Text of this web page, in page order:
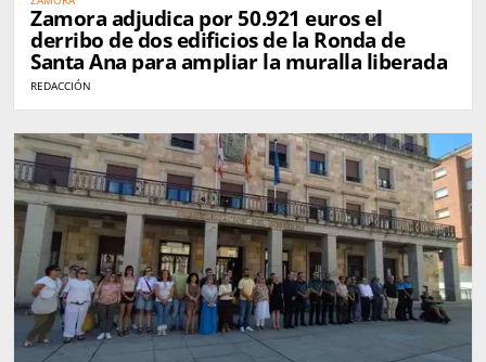
Zamora adjudica por 50.921 euros el
derribo de dos edificios de la Ronda de
Santa Ana para ampliar la muralla liberada
REDACCIÓN